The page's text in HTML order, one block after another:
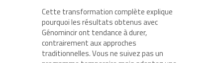
Cette transformation complète explique
pourquoi les résultats obtenus avec
Génomincir ont tendance à durer,
contrairement aux approches
traditionnelles. Vous ne suivez pas un